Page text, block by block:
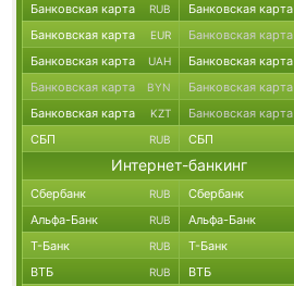
Банковская карта RUB Банковская карта
Банковская карта EUR Банковская карта
Банковская карта UAH Банковская карта
Банковская карта BYN Банковская карта
Банковская карта KZT Банковская карта
СБП RUB СБП
Интернет-банкинг
Сбербанк RUB Сбербанк
Альфа-Банк RUB Альфа-Банк
Т-Банк RUB Т-Банк
ВТБ RUB ВТБ